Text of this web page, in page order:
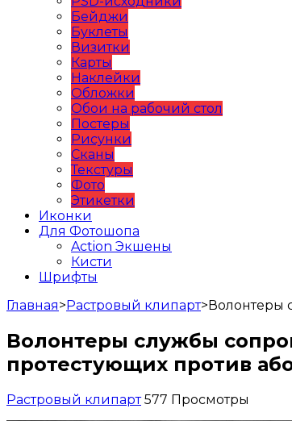
Бейджи
Буклеты
Визитки
Карты
Наклейки
Обложки
Обои на рабочий стол
Постеры
Рисунки
Сканы
Текстуры
Фото
Этикетки
Иконки
Для Фотошопа
Action Экшены
Кисти
Шрифты
Главная>Растровый клипарт>Волонтеры
Волонтеры службы
протестующих против
Растровый клипарт 577 Просмотры